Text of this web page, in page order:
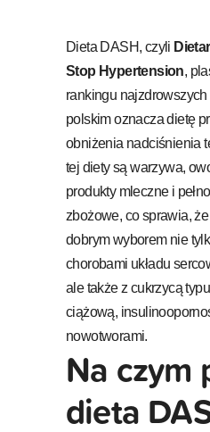
Dieta DASH, czyli
Stop Hypertension,
rankingu najzdrowszych
polskim oznacza dietę
obniżenia nadciśnienia
tej diety są warzywa,
produkty mleczne i
zbożowe, co sprawia,
dobrym wyborem nie
chorobami układu
ale także z cukrzycą
ciążową,
nowotworami.
Na czym
dieta